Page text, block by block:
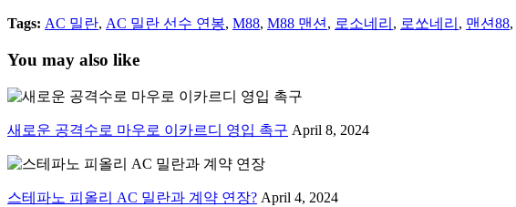
Tags: AC 밀란, AC 밀란 선수 연봉, M88, M88 맨션 , 로소네리 , 로쏘네리 , 맨션88,
You may also like
새로운 공격수로 마우로 이카르디 영입 촉구 April 8, 2024
스테파노 피올리 AC 밀란과 계약 연장? April 4, 2024